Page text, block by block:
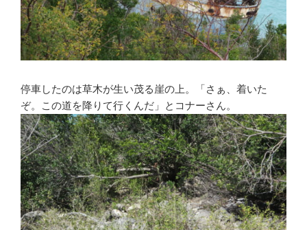
停車したのは草木が生い茂る崖の上。「さぁ、着いた
ぞ。この道を降りて行くんだ」とコナーさん。